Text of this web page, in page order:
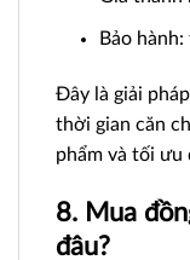
Bảo
Đây là giải
thời gian căn
phẩm và tối ưu
8. Mua
đâu?